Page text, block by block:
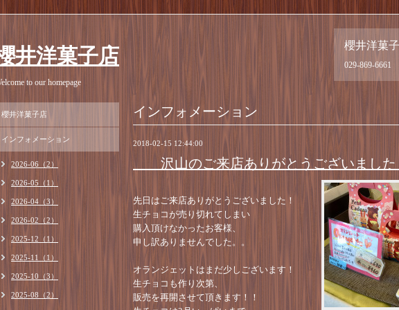
櫻井洋菓
029-869-6661
井洋菓子店
to our homepage
インフォメーション
2018-02-15 12:44:00
沢山のご来店ありがとうございました
先日はご来店ありがとうございました！
生チョコが売り切れてしまい
購入頂けなかったお客様、
申し訳ありませんでした。。
オランジェットはまだ少しございます！
生チョコも作り次第、
販売を再開させて頂きます！！
櫻井洋菓子店
インフォメーション
2026-06（2）
2026-05（1）
2026-04（3）
2026-02（2）
2025-12（1）
2025-11（1）
2025-10（3）
2025-08（2）